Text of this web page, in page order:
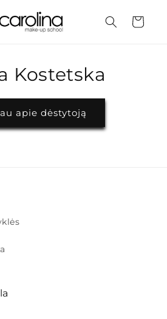
Krepšelis
Kostetska
apie dėstytoją